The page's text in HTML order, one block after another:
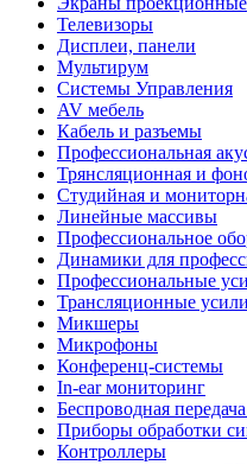
Телевизоры
Дисплеи, панели
Мультирум
Системы Управления
AV мебель
Кабель и разъемы
Профессиональная
Трянсляционная и
Студийная и
Линейные массивы
Профессиональное
Динамики для
Профессиональные
Трансляционные
Микшеры
Микрофоны
Конференц-системы
In-ear мониторинг
Беспроводная передача
Приборы обработки
Контроллеры